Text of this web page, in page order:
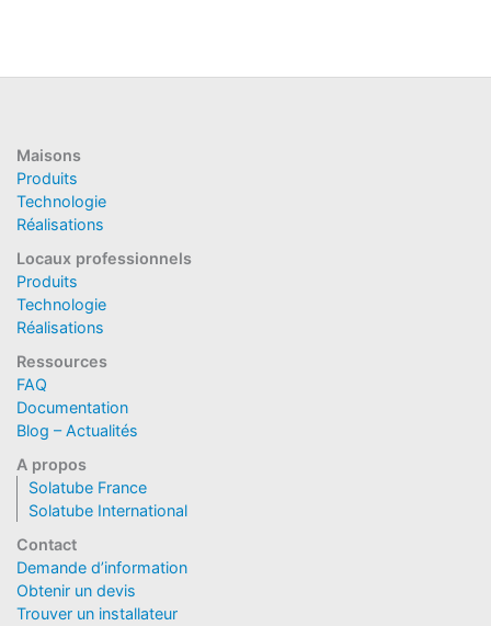
Maisons
Produits
Technologie
Réalisations
Locaux professionnels
Produits
Technologie
Réalisations
Ressources
FAQ
Documentation
Blog – Actualités
A propos
Solatube France
Solatube International
Contact
Demande d’information
Obtenir un devis
Trouver un installateur